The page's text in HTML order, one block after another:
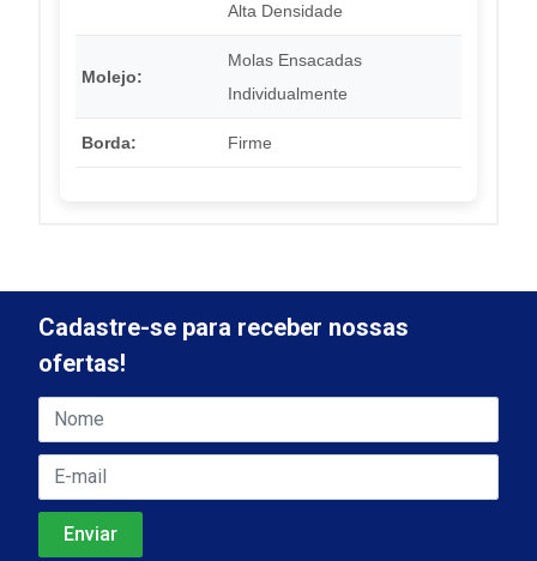
Alta Densidade
Molejo:
Molas Ensacadas
Individualmente
Borda: Firme
Cadastre-se para receber nossas
ofertas!